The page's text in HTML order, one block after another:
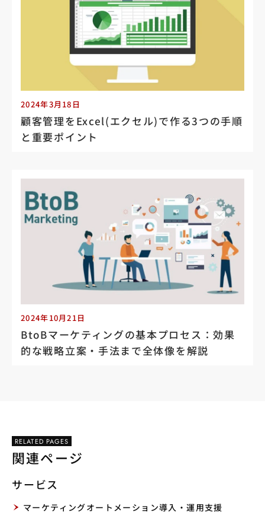
2024年3月18日
顧客管理をExcel(エクセル)で作る3つの手順
と重要ポイント
2024年10月21日
BtoBマーケティングの基本プロセス：効果
的な戦略立案・手法まで全体像を解説
RELATED PAGES
関連ページ
サービス
マーケティングオートメーション導入・運用支援